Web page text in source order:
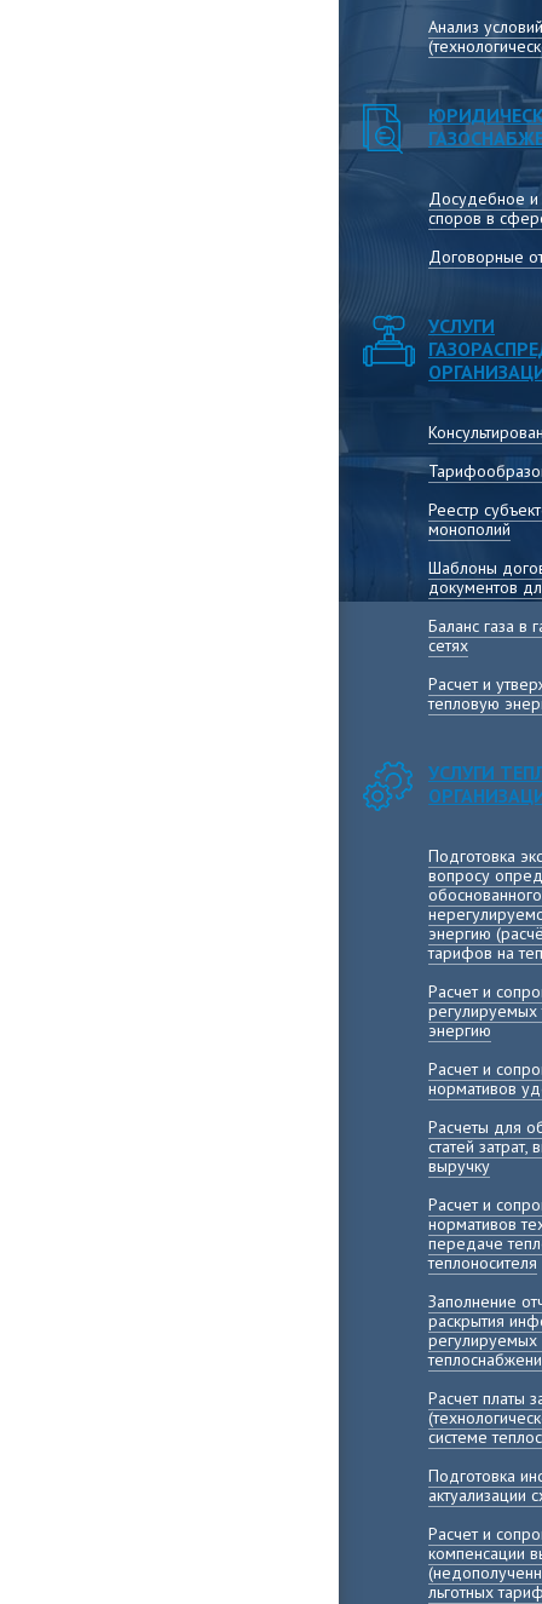
Анализ
Досудебное
споров в
Договорные
УСЛУГИ
Реестр
монополий
Шаблоны
документов
Баланс газа в
сетях
Расчет и
тепловую
УСЛУГИ
Подготовка
вопросу
энергию
тарифов на
Расчет и
энергию
Расчет и
нормативов
Расчеты для
статей
выручку
Расчет и
нормативов
передаче
теплоносителя
Заполнение
раскрытия
Расчет платы
системе
Подготовка
актуализации
Расчет и
компенсации
льготных